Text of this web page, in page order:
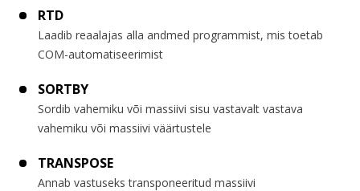
RTD
Laadib reaalajas alla andmed programmist, mis toetab
COM-automatiseerimist
SORTBY
Sordib vahemiku või massiivi sisu vastavalt vastava
vahemiku või massiivi väärtustele
TRANSPOSE
Annab vastuseks transponeeritud massiivi